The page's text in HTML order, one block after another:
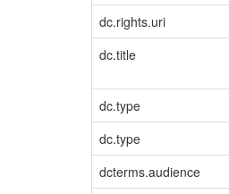
dc.rights.uri
dc.title
dc.type
dc.type
dcterms.audience